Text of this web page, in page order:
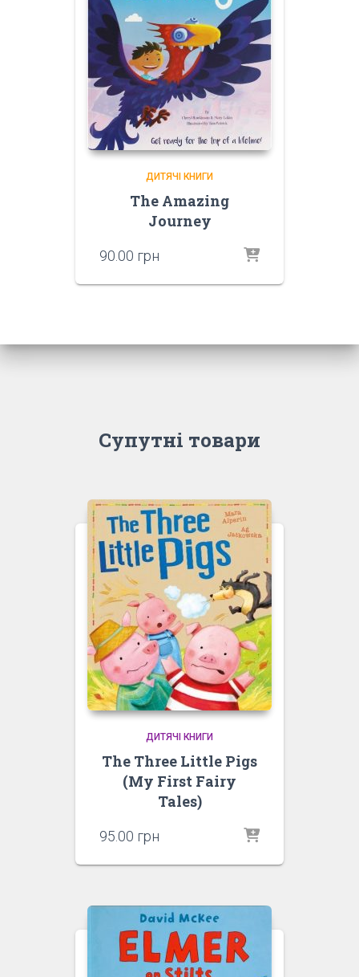
ДИТЯЧІ КНИГИ
The Amazing
Journey
90.00 грн
Супутні товари
ДИТЯЧІ КНИГИ
The Three Little Pigs
(My First Fairy
Tales)
95.00 грн